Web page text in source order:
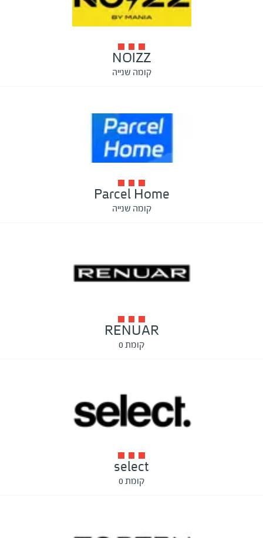
NOIZZ
קומה שנייה
Parcel Home
קומה שנייה
RENUAR
קומת 0
select
קומת 0